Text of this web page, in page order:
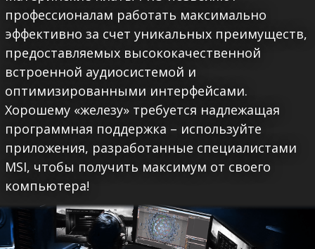
профессионалам работать максимально
эффективно за счет уникальных преимуществ,
предоставляемых высококачественной
встроенной аудиосистемой и
оптимизированными интерфейсами.
Хорошему «железу» требуется надлежащая
программная поддержка – используйте
приложения, разработанные специалистами
MSI, чтобы получить максимум от своего
компьютера!